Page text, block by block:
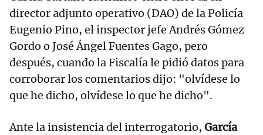
director adjunto operativo (DAO) de la Policía
Eugenio Pino, el inspector jefe Andrés Gómez
Gordo o José Ángel Fuentes Gago, pero
después, cuando la Fiscalía le pidió datos para
corroborar los comentarios dijo: "olvídese lo
que he dicho, olvídese lo que he dicho".
Ante la insistencia del interrogatorio, García